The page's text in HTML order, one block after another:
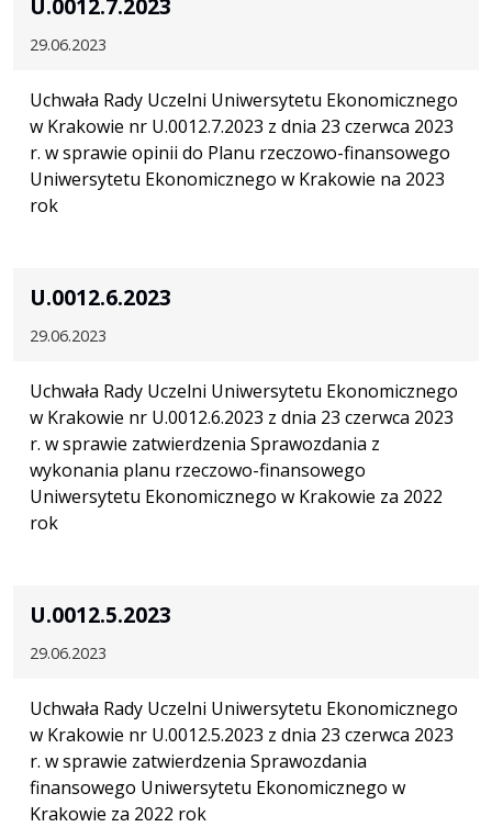
29.06.2023
Uchwała Rady Uczelni Uniwersytetu Ekonomicznego
w Krakowie nr U.0012.7.2023 z dnia 23 czerwca 2023
r. w sprawie opinii do Planu rzeczowo-finansowego
Uniwersytetu Ekonomicznego w Krakowie na 2023
rok
U.0012.6.2023
29.06.2023
Uchwała Rady Uczelni Uniwersytetu Ekonomicznego
w Krakowie nr U.0012.6.2023 z dnia 23 czerwca 2023
r. w sprawie zatwierdzenia Sprawozdania z
wykonania planu rzeczowo-finansowego
Uniwersytetu Ekonomicznego w Krakowie za 2022
rok
U.0012.5.2023
29.06.2023
Uchwała Rady Uczelni Uniwersytetu Ekonomicznego
w Krakowie nr U.0012.5.2023 z dnia 23 czerwca 2023
r. w sprawie zatwierdzenia Sprawozdania
finansowego Uniwersytetu Ekonomicznego w
Krakowie za 2022 rok